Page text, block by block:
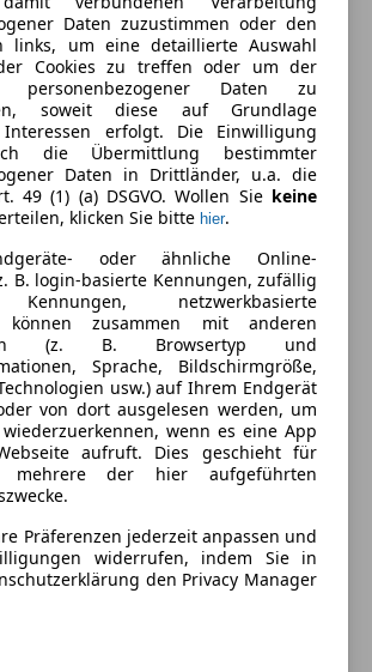
Daten zuzustimmen oder den
links, um eine detaillierte Auswahl
Cookies zu treffen oder um der
personenbezogener Daten zu
soweit diese auf Grundlage
erfolgt. Die Einwilligung
die Übermittlung bestimmter
Daten in Drittländer, u.a. die
49 (1) (a) DSGVO. Wollen Sie keine
klicken Sie bitte hier.
oder ähnliche Online-
B. login-basierte Kennungen, zufällig
netzwerkbasierte
können zusammen mit anderen
(z. B. Browsertyp und
Sprache, Bildschirmgröße,
usw.) auf Ihrem Endgerät
von dort ausgelesen werden, um
wenn es eine App
aufruft. Dies geschieht für
mehrere der hier aufgeführten
Präferenzen jederzeit anpassen und
widerrufen, indem Sie in
den Privacy Manager